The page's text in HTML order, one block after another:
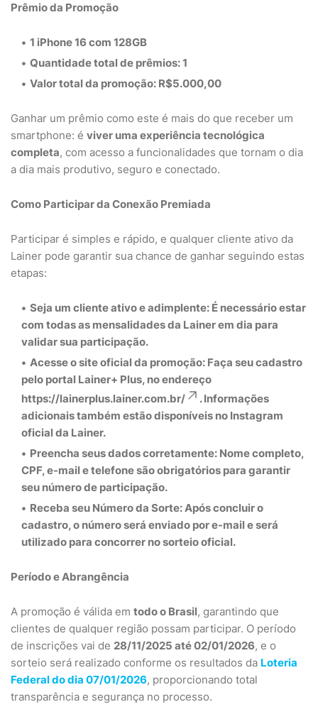
Prêmio da Promoção
1 iPhone 16 com 128GB
Quantidade total de prêmios:1
Valor total da promoção: R$5.000,00
Ganhar um prêmio como este é mais do que receber um
smartphone: é viver uma experiência tecnológica
completa, com acesso a funcionalidades que tornam o dia
a dia mais produtivo, seguro e conectado.
Como Participar da Conexão Premiada
Participar é simples e rápido, e qualquer cliente ativo da
Lainer pode garantir sua chance de ganhar seguindo estas
etapas:
Seja um cliente ativo e adimplente: É necessário estar
com todas as mensalidades da Lainer em dia para
validar sua participação.
Acesse o site oficial da promoção: Faça seu cadastro
pelo portal Lainer+ Plus, no endereço
https://lainerplus.lainer.com.br/
. Informações
adicionais também estão disponíveis no Instagram
oficial da Lainer.
Preencha seus dados corretamente: Nome completo,
CPF, e-mail e telefone são obrigatórios para garantir
seu número de participação.
Receba seu Número da Sorte:Após concluir o
cadastro, o número será enviado por e-mail e será
utilizado para concorrer no sorteio oficial.
Período e Abrangência
A promoção é válida em todo o Brasil, garantindo que
clientes de qualquer região possam participar. O período
de inscrições vai de 28/11/2025 até 02/01/2026, e o
sorteio será realizado conforme os resultados da Loteria
Federal do dia 07/01/2026, proporcionando total
transparência e segurança no processo.